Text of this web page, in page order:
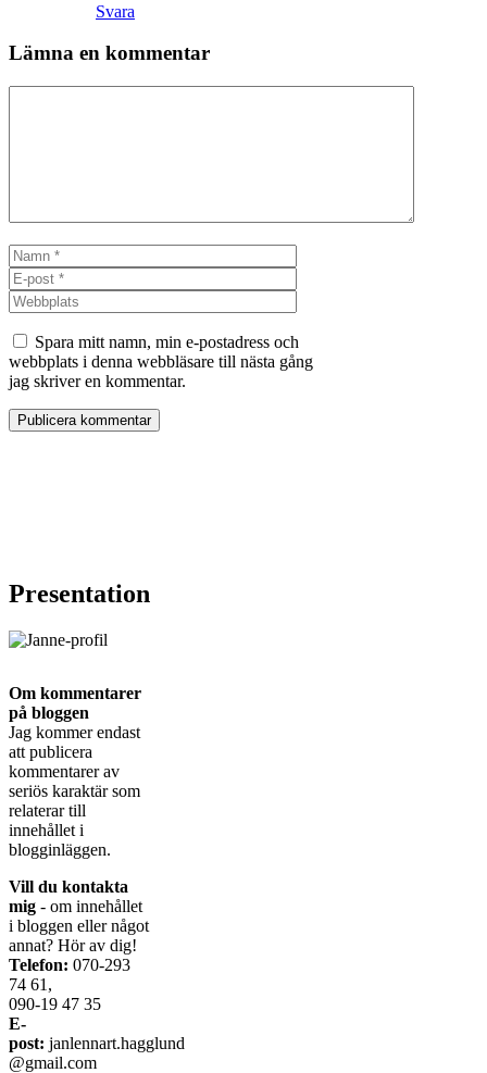
Svara
Lämna en kommentar
Namn
post
Spara mitt namn, min e-postadress och
webbplats i denna webbläsare till nästa gång
jag skriver en kommentar.
Presentation
Om kommentarer
på bloggen
Jag kommer endast
att publicera
kommentarer av
seriös karaktär som
relaterar till
innehållet i
blogginläggen.
Vill du kontakta
mig - om innehållet
i bloggen eller något
annat? Hör av dig!
Telefon: 070-293
74 61,
090-19 47 35
E-
post: janlennart.hagglund
@gmail.com